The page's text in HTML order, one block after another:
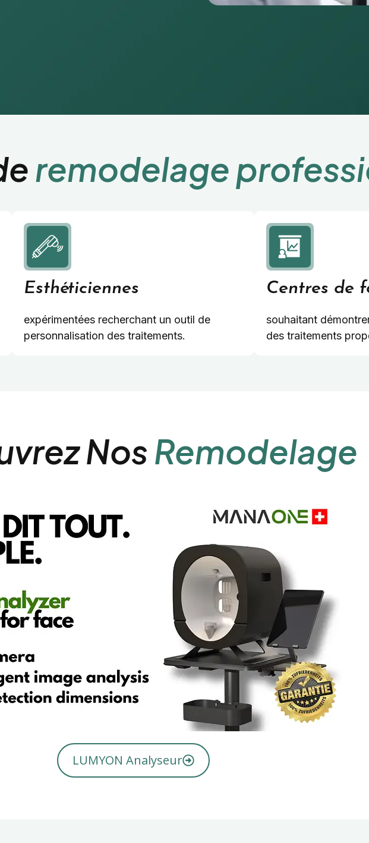
remodelage
Esthéticiennes
expérimentées recherchant un outil de
personnalisation des traitements.
Centres de
souhaitant
des traitements
Nos Remodelage
LUMYON Analyseur